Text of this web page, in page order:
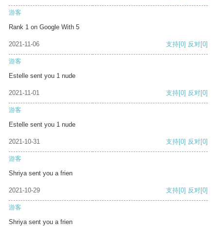
游客
Rank 1 on Google With 5
2021-11-06 支持[0] 反对[0]
游客
Estelle sent you 1 nude
2021-11-01 支持[0] 反对[0]
游客
Estelle sent you 1 nude
2021-10-31 支持[0] 反对[0]
游客
Shriya sent you a frien
2021-10-29 支持[0] 反对[0]
游客
Shriya sent you a frien